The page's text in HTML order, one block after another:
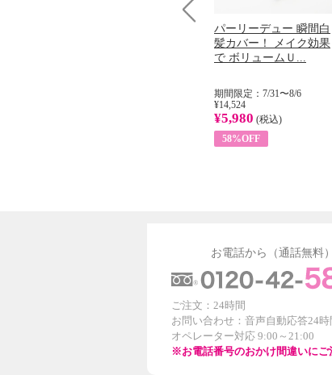
パーリーデュー 瞬間白
髪カバー！ メイク効果
で ボリュームＵ...
期間限定：7/31〜8/6
¥14,524
¥5,980 (税込)
58%OFF
お電話から（通話無料）
ご注文：24時間
お問い合わせ：音声自動応答24時
オペレーター対応 9:00～21:00
※お電話番号のおかけ間違いにご